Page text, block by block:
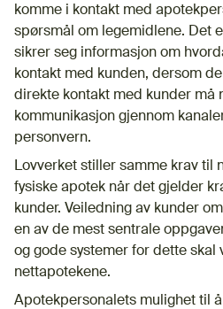
komme i kontakt med
spørsmål om legemidlene. Det
sikrer seg informasjon om
kontakt med kunden, dersom
direkte kontakt med kunder må
kommunikasjon gjennom
personvern.
Lovverket stiller samme krav til
fysiske apotek når det gjelder
kunder. Veiledning av kunder
en av de mest sentrale
og gode systemer for dette
nettapotekene.
Apotekpersonalets mulighet til